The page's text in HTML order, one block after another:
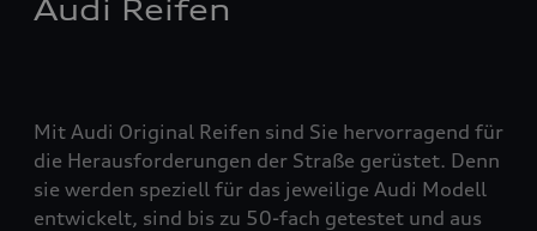
Audi Reifen
Mit Audi Original Reifen sind Sie hervorragend für
die Herausforderungen der Straße gerüstet. Denn
sie werden speziell für das jeweilige Audi Modell
entwickelt, sind bis zu 50-fach getestet und aus